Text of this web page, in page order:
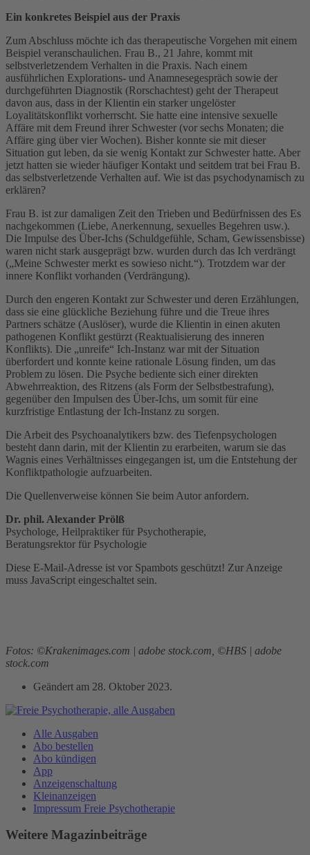
Ein konkretes Beispiel aus der Praxis
Zum Abschluss möchte ich das therapeutische Vorgehen mit einem
Beispiel veranschaulichen. Frau B., 21 Jahre, kommt mit
selbstverletzendem Verhalten in die Praxis. Nach einem
ausführlichen Explorations- und Anamnesegespräch sowie der
durchgeführten Diagnostik (Rorschachtest) geht der Therapeut
davon aus, dass in der Klientin ein starker ungelöster
Loyalitätskonflikt vorherrscht. Sie hatte eine intensive sexuelle
Affäre mit dem Freund ihrer Schwester (vor sechs Monaten; die
Affäre ging über vier Wochen). Bisher konnte sie mit dieser
Situation gut leben, da sie wenig Kontakt zur Schwester hatte. Aber
jetzt hatten sie wieder häufiger Kontakt und seitdem trat bei Frau B.
das selbstverletzende Verhalten auf. Wie ist das psychodynamisch zu
erklären?
Frau B. ist zur damaligen Zeit den Trieben und Bedürfnissen des Es
nachgekommen (Liebe, Anerkennung, sexuelles Begehren usw.).
Die Impulse des Über-Ichs (Schuldgefühle, Scham, Gewissensbisse)
waren nicht stark ausgeprägt bzw. wurden durch das Ich verdrängt
(„Meine Schwester merkt es sowieso nicht.“). Trotzdem war der
innere Konflikt vorhanden (Verdrängung).
Durch den engeren Kontakt zur Schwester und deren Erzählungen,
dass sie eine glückliche Beziehung führe und die Treue ihres
Partners schätze (Auslöser), wurde die Klientin in einen akuten
pathogenen Konflikt gestürzt (Reaktualisierung des inneren
Konflikts). Die „unreife“ Ich-Instanz war mit der Situation
überfordert und konnte keine rationale Lösung finden, um das
Problem zu lösen. Die Psyche bediente sich einer direkten
Abwehrreaktion, des Ritzens (als Form der Selbstbestrafung),
gegenüber den Impulsen des Über-Ichs, um somit für eine
kurzfristige Entlastung der Ich-Instanz zu sorgen.
Die Arbeit des Psychoanalytikers bzw. des Tiefenpsychologen
besteht dann darin, mit der Klientin zu erarbeiten, warum sie das
Wagnis eines Verhältnisses eingegangen ist, um die Entstehung der
Konfliktpathologie aufzuarbeiten.
Die Quellenverweise können Sie beim Autor anfordern.
Dr. phil. Alexander Prölß
Psychologe, Heilpraktiker für Psychotherapie,
Beratungsrektor für Psychologie
Diese E-Mail-Adresse ist vor Spambots geschützt! Zur Anzeige
muss JavaScript eingeschaltet sein.
Fotos: ©Krakenimages.com | adobe stock.com, ©HBS | adobe
stock.com
Geändert am 28. Oktober 2023.
Alle Ausgaben
Abo bestellen
Abo kündigen
App
Anzeigenschaltung
Kleinanzeigen
Impressum Freie Psychotherapie
Weitere Magazinbeiträge